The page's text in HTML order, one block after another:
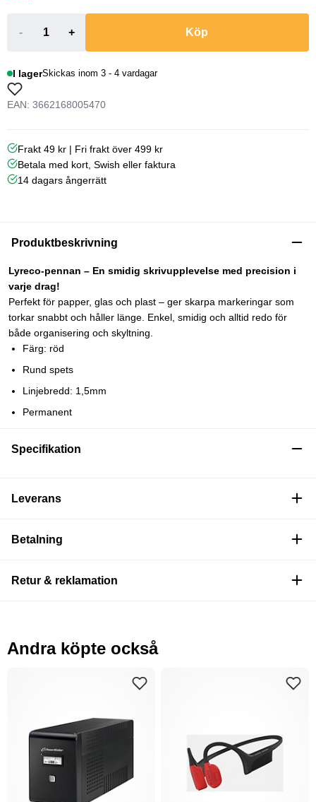
- + Köp
I lagerSkickas inom 3 - 4 vardagar
EAN: 3662168005470
Frakt 49 kr | Fri frakt över 499 kr
Betala med kort, Swish eller faktura
14 dagars ångerrätt
Produktbeskrivning
Lyreco-pennan – En smidig skrivupplevelse med precision i
varje drag!
Perfekt för papper, glas och plast – ger skarpa markeringar som
torkar snabbt och håller länge. Enkel, smidig och alltid redo för
både organisering och skyltning.
Färg: röd
Rund spets
Linjebredd: 1,5mm
Permanent
Specifikation
Leverans
Betalning
Retur & reklamation
Andra köpte också